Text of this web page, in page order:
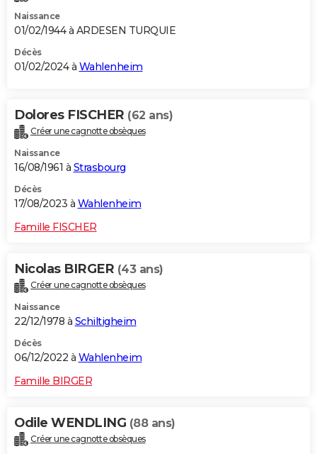
COPAINS D'AVANT
S'inscrire
Se connecter
Lycées
Collèges
Primaires
Universités
Entreprises
Service militaire
Avis de recherche
AVIS DE DÉCÈS
Naissance
01/02/1944 à ARDESEN TURQUIE
Décès
01/02/2024 à Wahlenheim
Dolores FISCHER (62 ans)
Créer une cagnotte obsèques
Naissance
16/08/1961 à Strasbourg
Décès
17/08/2023 à Wahlenheim
Famille FISCHER
Nicolas BIRGER (43 ans)
Créer une cagnotte obsèques
Naissance
22/12/1978 à Schiltigheim
Décès
06/12/2022 à Wahlenheim
Famille BIRGER
Odile WENDLING (88 ans)
Créer une cagnotte obsèques